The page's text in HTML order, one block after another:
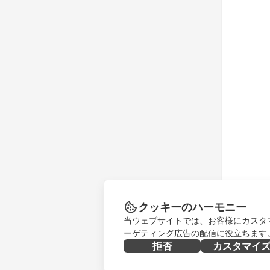
クッキーのハーモニー
当ウェブサイトでは、お客様にカス
ーゲティング広告の配信に役立ちま
拒否 カスタマイズ